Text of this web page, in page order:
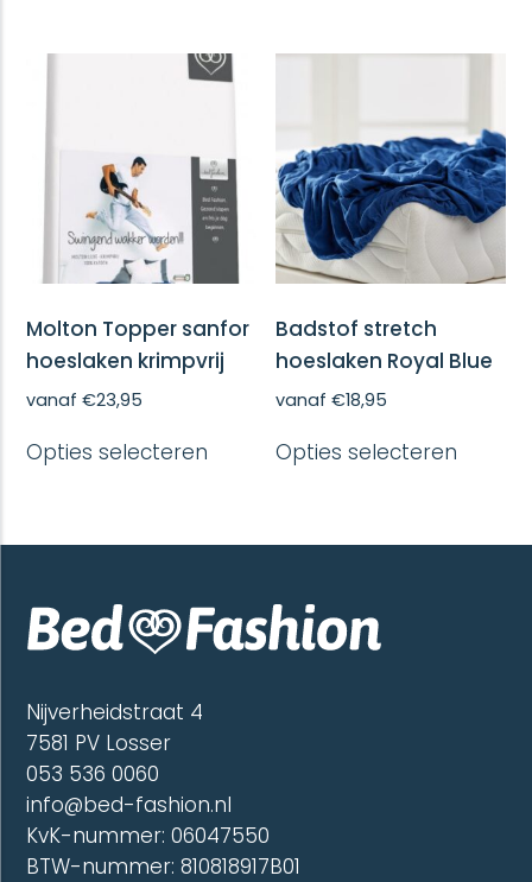
variaties.
Deze
worden
op
de
productpagina
kan
op
de
Molton Topper sanfor
hoeslaken krimpvrij
vanaf€23,95
Opties selecteren product
Deze
gekozen
worden
Badstof stretch
hoeslaken Royal Blue
vanaf€18,95
Opties selecteren
Deze
Nijverheidstraat 4
7581 PV Losser
053 536 0060
info@bed-fashion.nl
KvK-nummer: 06047550
BTW-nummer: 810818917B01